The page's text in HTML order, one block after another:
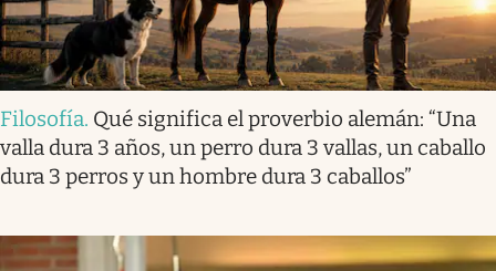
Filosofía. Qué significa el proverbio alemán: “Una
valla dura 3 años, un perro dura 3 vallas, un caballo
dura 3 perros y un hombre dura 3 caballos”